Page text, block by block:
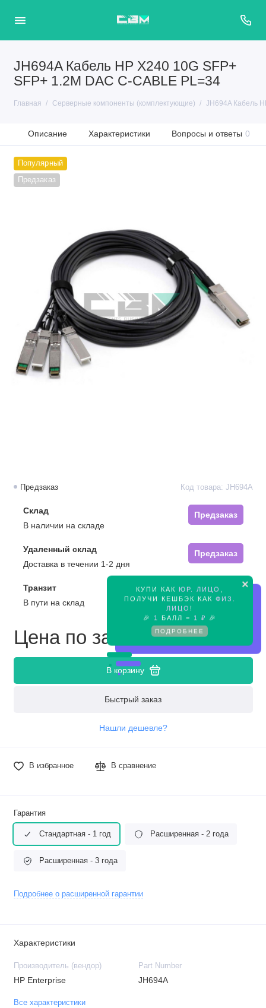
JH694A Кабель HP X240 10G SFP+
SFP+ 1.2M DAC C-CABLE PL=34
Главная Серверные компоненты (комплектующие) JH694A Кабель
Описание Характеристики Вопросы и ответы 0
Популярный
Предзаказ
×
КУПИ КАК ЮР. ЛИЦО
ПОЛУЧИ КЕШБЭК КАК ФИЗ.
ЛИЦО !
🎉 1 БАЛЛ = 1 ₽ 🎉
ПОДРОБНЕЕ
Предзаказ Код товара: JH694A
Склад
Предзаказ
В наличии на складе
Удаленный склад
Предзаказ
Доставка в течении 1-2 дня
Транзит
Предзаказ
В пути на склад
Цена по запросу
В корзину
Быстрый заказ
Нашли дешевле?
В избранное В сравнение
Гарантия
Стандартная - 1 год Расширенная - 2 года
Расширенная - 3 года
Подробнее о расширенной гарантии
Характеристики
Производитель (вендор)
HP Enterprise
Part Number
JH694A
Все характеристики